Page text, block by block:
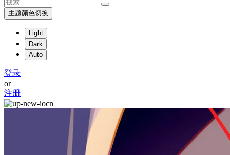
主题颜色切换
Light
Dark
Auto
登录
or
注册